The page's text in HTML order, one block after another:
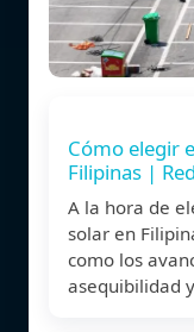
Cómo elegir
Filipinas |
A la hora de
solar en
como los
asequibilidad